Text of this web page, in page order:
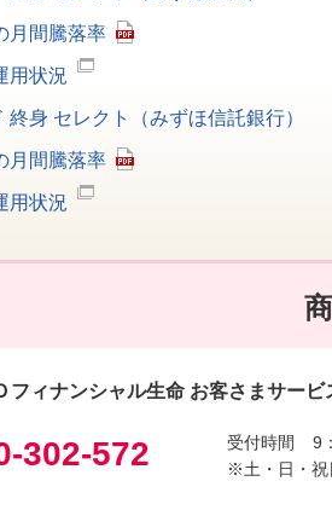
月間騰落率
用状況
終身 セレクト（みずほ信託銀行）
月間騰落率
用状況
フィナンシャル生命 お客さまサービ
302-572 受付時間
9
※土・日・祝